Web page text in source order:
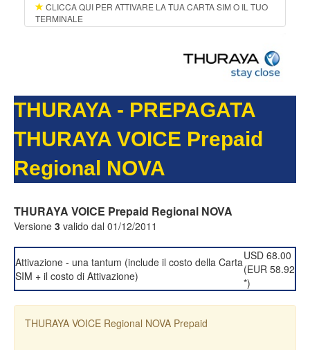
CLICCA QUI PER ATTIVARE LA TUA CARTA SIM O IL TUO
TERMINALE
THURAYA - PREPAGATA
THURAYA VOICE Prepaid
Regional NOVA
THURAYA VOICE Prepaid Regional NOVA
Versione 3 valido dal 01/12/2011
Attivazione - una tantum (include il costo della Carta
SIM + il costo di Attivazione)
USD 68.00
(EUR 58.92
*)
THURAYA VOICE Regional NOVA Prepaid